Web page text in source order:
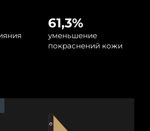
61,3%
уменьшение
покраснений кожи
Ожидаемая дата доставки
Ожидаемая дата доставки